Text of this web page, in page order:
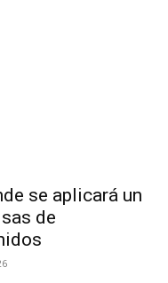
se aplicará un
de